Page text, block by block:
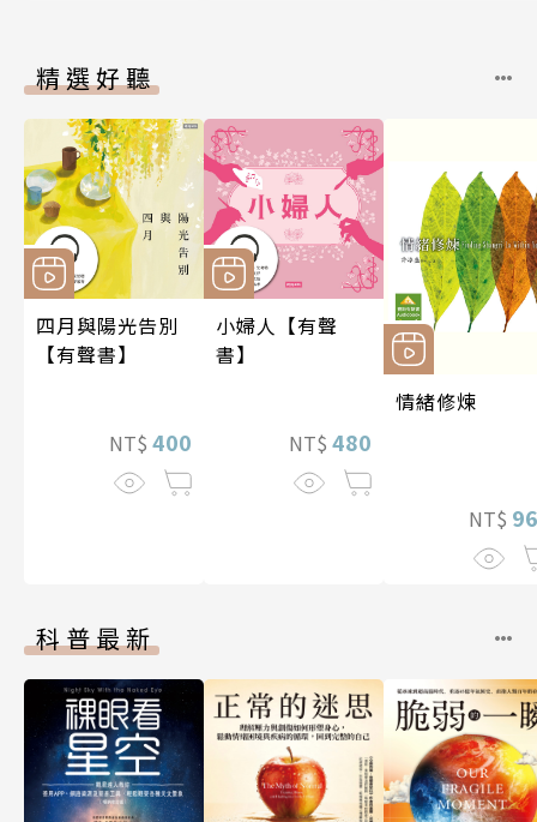
精選好聽
四月與陽光告別
【有聲書】
NT$ 400
小婦人【有聲
書】
NT$ 480
情緒修煉
NT$
科普最新